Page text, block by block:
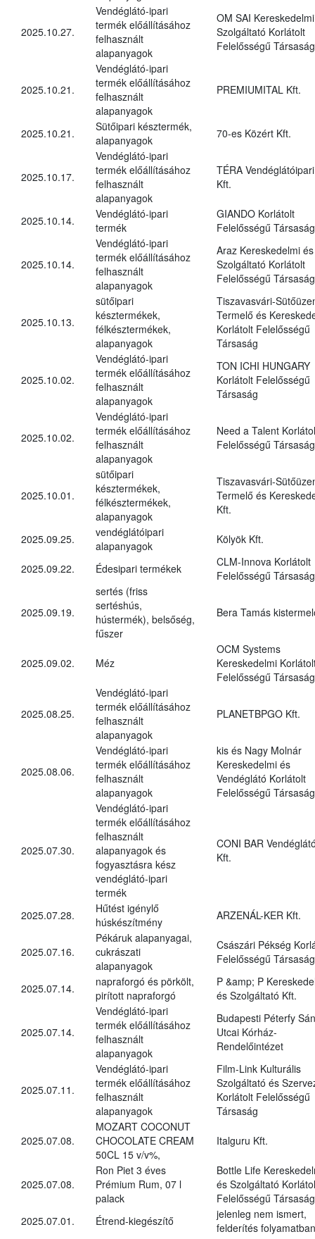
2025.10.27.
Vendéglátó-ipari
termék előállításához
felhasznált
alapanyagok
OM SAI
Szolgáltató Korlátolt
Felelősségű Társaság
2025.10.21.
Vendéglátó-ipari
termék előállításához
felhasznált
alapanyagok
PREMIUMITAL Kft.
2025.10.21.
Sütőipari késztermék,
alapanyagok
70-es Közért Kft.
2025.10.17.
Vendéglátó-ipari
termék előállításához
felhasznált
alapanyagok
TÉRA Vendéglátóipari
Kft.
2025.10.14.
Vendéglátó-ipari
termék
GIANDO Korlátolt
Felelősségű Társaság
2025.10.14.
Vendéglátó-ipari
termék előállításához
felhasznált
alapanyagok
Araz Kereskedelmi és
Szolgáltató Korlátolt
Felelősségű Társaság
2025.10.13.
sütőipari
késztermékek,
félkésztermékek,
alapanyagok
Tiszavasvári-
Termelő és
Korlátolt Felelősségű
Társaság
2025.10.02.
Vendéglátó-ipari
termék előállításához
felhasznált
alapanyagok
TON ICHI HUNGARY
Korlátolt Felelősségű
Társaság
2025.10.02.
Vendéglátó-ipari
termék előállításához
felhasznált
alapanyagok
Need a Talent
Felelősségű Társaság
2025.10.01.
sütőipari
késztermékek,
félkésztermékek,
alapanyagok
Tiszavasvári-
Termelő és
Kft.
2025.09.25.
vendéglátóipari
alapanyagok
Kölyök Kft.
2025.09.22. Édesipari termékek
CLM-Innova Korlátolt
Felelősségű Társaság
2025.09.19.
sertés (friss
sertéshús,
hústermék), belsőség,
fűszer
Bera Tamás
2025.09.02. Méz
OCM Systems
Kereskedelmi
Felelősségű Társaság
2025.08.25.
Vendéglátó-ipari
termék előállításához
felhasznált
alapanyagok
PLANETBPGO Kft.
2025.08.06.
Vendéglátó-ipari
termék előállításához
felhasznált
alapanyagok
kis és Nagy Molnár
Kereskedelmi és
Vendéglátó Korlátolt
Felelősségű Társaság
2025.07.30.
Vendéglátó-ipari
termék előállításához
felhasznált
alapanyagok és
fogyasztásra kész
vendéglátó-ipari
termék
CONI BAR
Kft.
2025.07.28.
Hűtést igénylő
húskészítmény
ARZENÁL-KER Kft.
2025.07.16.
Pékáruk alapanyagai,
cukrászati
alapanyagok
Császári Pékség
Felelősségű Társaság
2025.07.14.
napraforgó és pörkölt,
pirított napraforgó
P &amp; P
és Szolgáltató Kft.
2025.07.14.
Vendéglátó-ipari
termék előállításához
felhasznált
alapanyagok
Budapesti Péterfy
Utcai Kórház-
Rendelőintézet
2025.07.11.
Vendéglátó-ipari
termék előállításához
felhasznált
alapanyagok
Film-Link Kulturális
Szolgáltató és
Korlátolt Felelősségű
Társaság
2025.07.08.
MOZART COCONUT
CHOCOLATE CREAM
50CL 15 v/v%,
Italguru Kft.
2025.07.08.
Ron Piet 3 éves
Prémium Rum, 07 l
palack
Bottle Life
és Szolgáltató
Felelősségű Társaság
2025.07.01.
Étrend-kiegészítő
jelenleg nem ismert,
felderítés folyamatban